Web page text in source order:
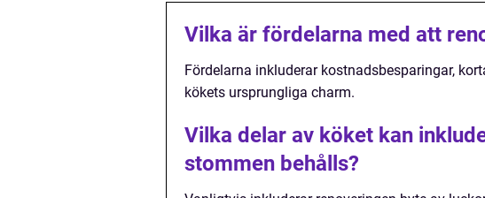
Vilka är fördelarna med att
Fördelarna inkluderar kostnadsbesparingar,
kökets ursprungliga charm.
Vilka delar av köket kan
stommen behålls?